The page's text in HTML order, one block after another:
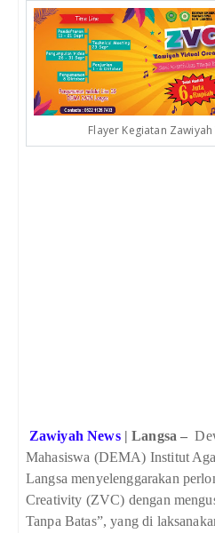
Flayer Kegiatan
Zawiyah News| Langsa –
Mahasiswa (DEMA) Institut
Langsa menyelenggarakan
Creativity (ZVC) dengan
Tanpa Batas”, yang di